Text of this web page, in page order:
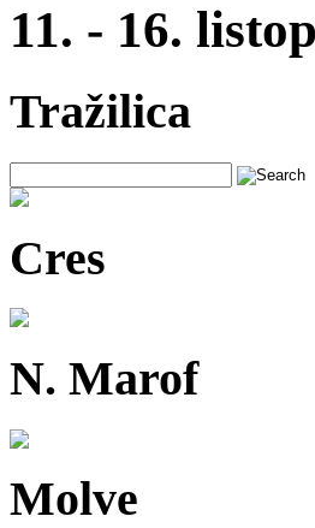
11. - 16.
Tražilica
Cres
N. Marof
Molve